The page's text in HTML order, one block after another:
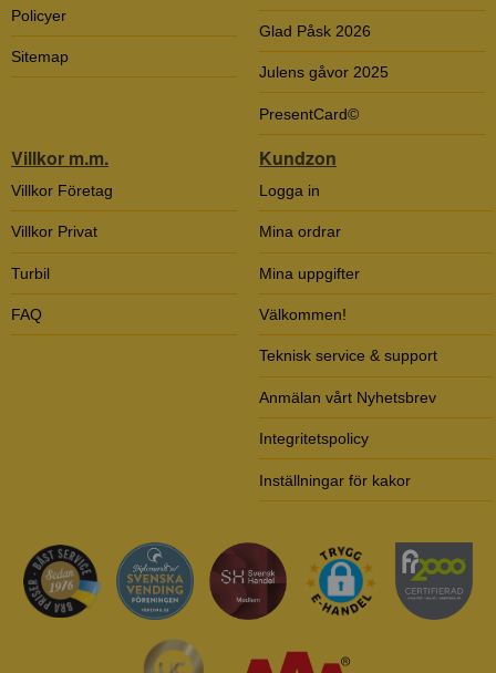
Policyer
Sitemap
Glad Påsk 2026
Julens gåvor 2025
PresentCard©
Villkor m.m.
Villkor Företag
Villkor Privat
Turbil
FAQ
Kundzon
Logga in
Mina ordrar
Mina uppgifter
Välkommen!
Teknisk service & support
Anmälan vårt Nyhetsbrev
Integritetspolicy
Inställningar för kakor